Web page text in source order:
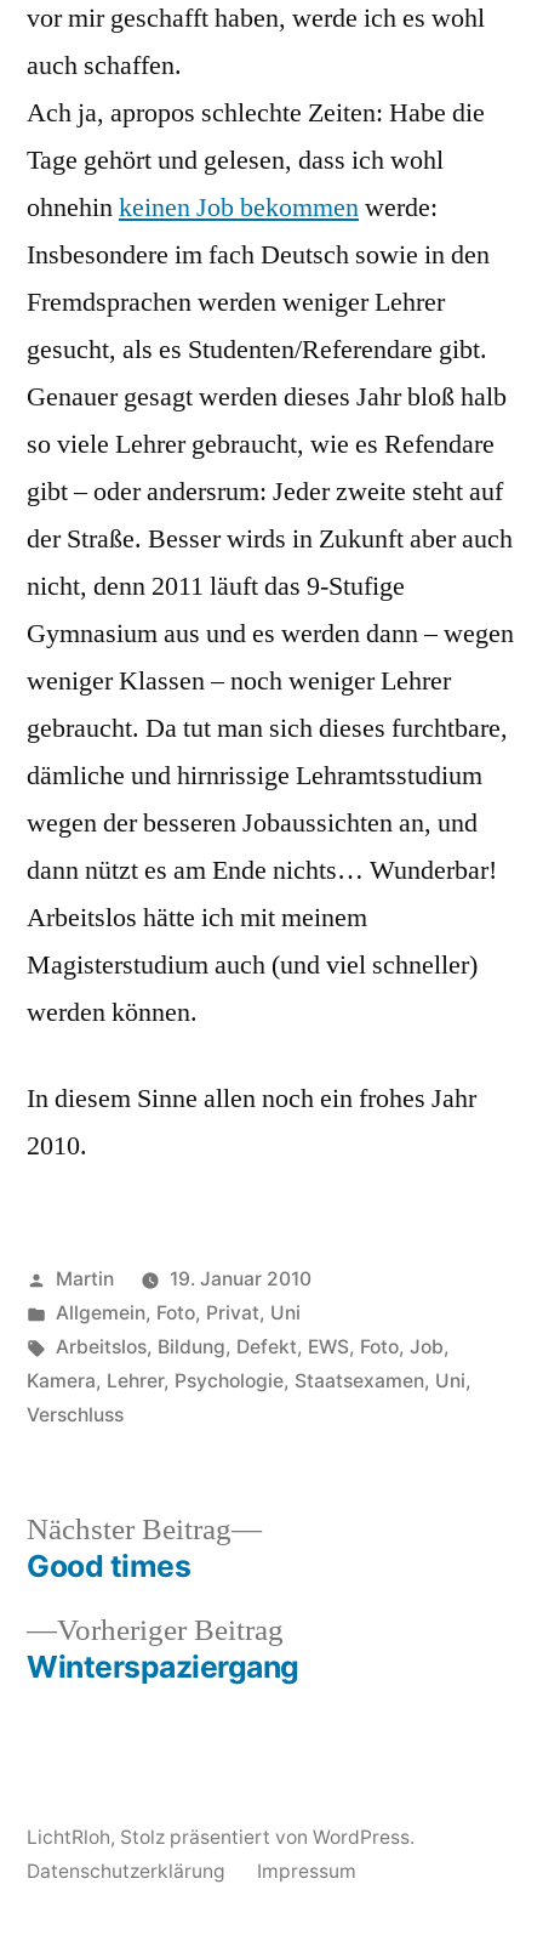
vor mir geschafft haben, werde ich es wohl
auch schaffen.
Ach ja, apropos schlechte Zeiten: Habe die
Tage gehört und gelesen, dass ich wohl
ohnehinkeinen Job bekommenwerde:
Insbesondere im fach Deutsch sowie in den
Fremdsprachen werden weniger Lehrer
gesucht, als es Studenten/Referendare gibt.
Genauer gesagt werden dieses Jahr bloß halb
so viele Lehrer gebraucht, wie es Refendare
gibt – oder andersrum: Jeder zweite steht auf
der Straße. Besser wirds in Zukunft aber auch
nicht, denn 2011 läuft das 9-Stufige
Gymnasium aus und es werden dann – wegen
weniger Klassen – noch weniger Lehrer
gebraucht. Da tut man sich dieses furchtbare,
dämliche und hirnrissige Lehramtsstudium
wegen der besseren Jobaussichten an, und
dann nützt es am Ende nichts… Wunderbar!
Arbeitslos hätte ich mit meinem
Magisterstudium auch (und viel schneller)
werden können.
In diesem Sinne allen noch ein frohes Jahr
2010.
Veröffentlicht
von
Martin
19. Januar 2010
Veröffentlicht
unter
Allgemein, Foto, Privat, Uni
Schlagwörter:
Arbeitslos, Bildung, Defekt, EWS, Foto, Job,
Kamera, Lehrer, Psychologie, Staatsexamen, Uni,
Verschluss
Beitragsnavigation
Vorheriger Beitrag
Beitrag:
Winterspaziergang
Nächster Beitrag
Nächster
Good times
LichtRloh, Stolz präsentiert von WordPress.
Datenschutzerklärung
Impressum